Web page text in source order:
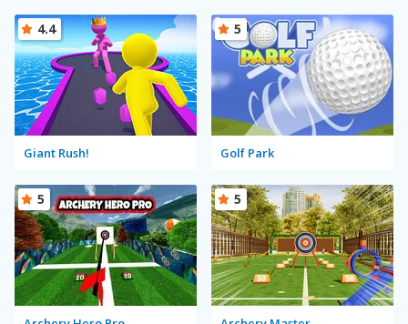
Giant Rush!
4.4
Golf Park
5
5 5